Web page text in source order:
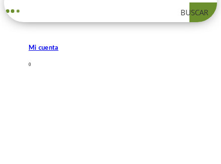
BUSCAR
Mi cuenta
0